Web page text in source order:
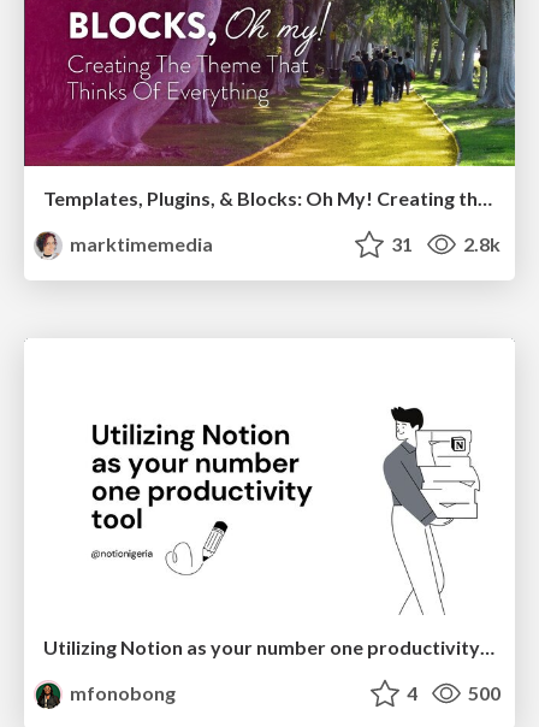
Templates, Plugins, & Blocks: Oh My! Creating the theme that thinks of everything
marktimemedia
31 2.8k
Utilizing Notion as your number one productivity tool
mfonobong
4 500